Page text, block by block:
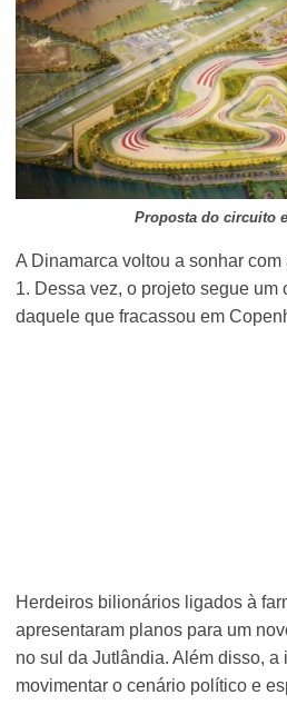
Proposta do circuito
A Dinamarca voltou a sonhar
1. Dessa vez, o projeto segue um
daquele que fracassou em
Herdeiros bilionários ligados à
apresentaram planos para um
no sul da Jutlândia. Além disso,
movimentar o cenário político e